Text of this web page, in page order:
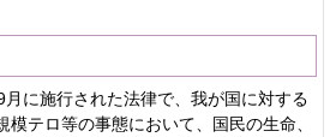
に施行された法律で、我が国に対する
テロ等の事態において、国民の生命、